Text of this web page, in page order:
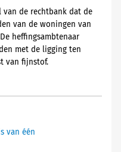
van de rechtbank dat de
van de woningen van
heffingsambtenaar
met de ligging ten
van fijnstof.
van één